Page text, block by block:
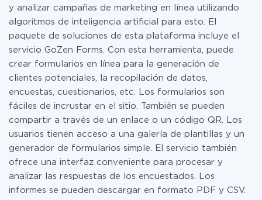
y analizar campañas de marketing en línea utilizando
algoritmos de inteligencia artificial para esto. El
paquete de soluciones de esta plataforma incluye el
servicio GoZen Forms. Con esta herramienta, puede
crear formularios en línea para la generación de
clientes potenciales, la recopilación de datos,
encuestas, cuestionarios, etc. Los formularios son
fáciles de incrustar en el sitio. También se pueden
compartir a través de un enlace o un código QR. Los
usuarios tienen acceso a una galería de plantillas y un
generador de formularios simple. El servicio también
ofrece una interfaz conveniente para procesar y
analizar las respuestas de los encuestados. Los
informes se pueden descargar en formato PDF y CSV.